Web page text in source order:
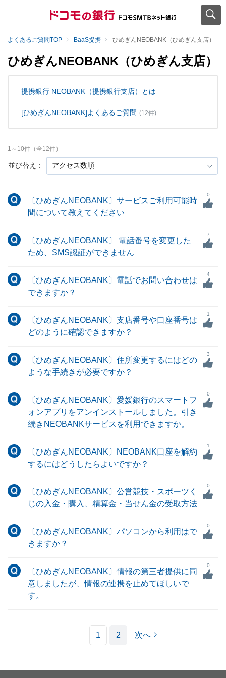
よくあるご質問TOP BaaS提携 ひめぎんNEOBANK（ひめぎん支店）
ひめぎんNEOBANK（ひめぎん支店）
提携銀行 NEOBANK（提携銀行支店）とは
[ひめぎんNEOBANK]よくあるご質問 (12件)
並び替え：
1 ～ 10件（全12件）
〔ひめぎんNEOBANK〕サービスご利用可能時
間について教えてください
0
〔ひめぎんNEOBANK〕 電話番号を変更した
ため、SMS認証ができません
7
〔ひめぎんNEOBANK〕電話でお問い合わせは
できますか？
4
〔ひめぎんNEOBANK〕支店番号や口座番号は
どのように確認できますか？
1
〔ひめぎんNEOBANK〕住所変更するにはどの
ような手続きが必要ですか？
3
〔ひめぎんNEOBANK〕愛媛銀行のスマートフ
ォンアプリをアンインストールしました。引き
続きNEOBANKサービスを利用できますか。
0
〔ひめぎんNEOBANK〕NEOBANK口座を解約
するにはどうしたらよいですか？
1
〔ひめぎんNEOBANK〕公営競技・スポーツく
じの入金・購入、精算金・当せん金の受取方法
0
〔ひめぎんNEOBANK〕パソコンから利用はで
きますか？
0
〔ひめぎんNEOBANK〕情報の第三者提供に同
意しましたが、情報の連携を止めてほしいで
す。
0
1 2 次へ